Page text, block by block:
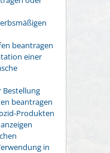
beantragen
einer
Bestellung
beantragen
Produkten
in